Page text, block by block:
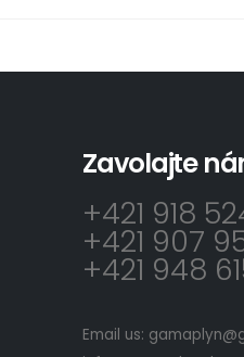
Zavolajte
+421 918
+421 907
+421 948
Email us: